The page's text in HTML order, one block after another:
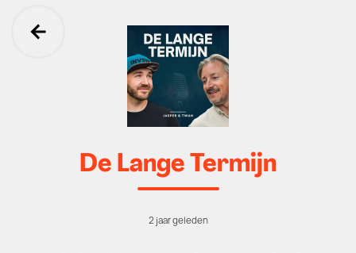
Ga terug
De Lange Termijn
2 jaar geleden